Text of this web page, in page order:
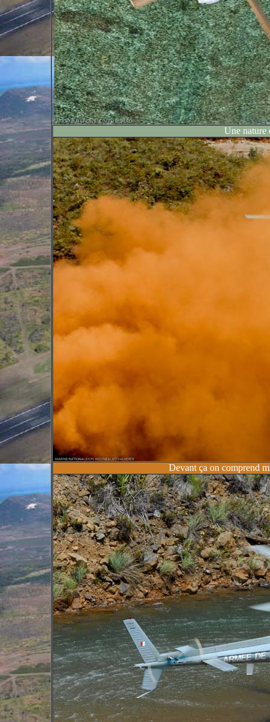
Une nature
Devant ça on comprend